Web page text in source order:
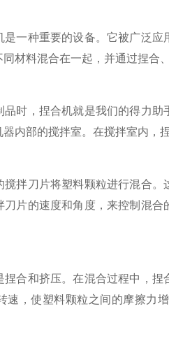
种重要的设备。它被广泛应
材料混合在一起，并通过捏合
，捏合机就是我们的得力助
内部的搅拌室。在搅拌室内，
刀片将塑料颗粒进行混合。
刀片的速度和角度，来控制混
和挤压。在混合过程中，捏
速，使塑料颗粒之间的摩擦力